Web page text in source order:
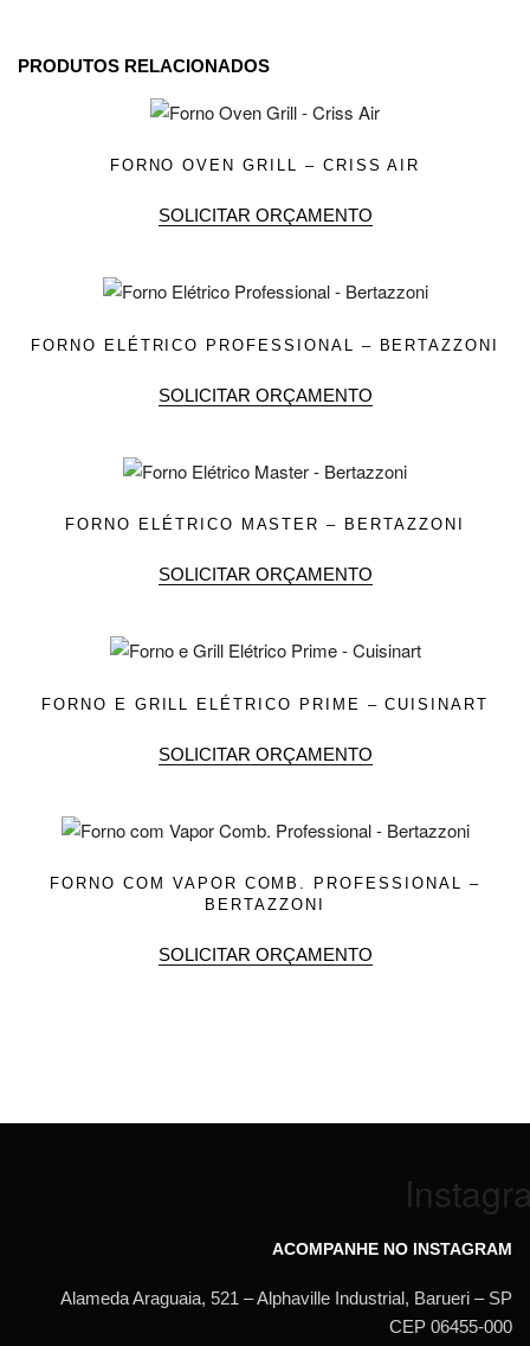
PRODUTOS RELACIONADOS
FORNO OVEN GRILL – CRISS AIR
SOLICITAR ORÇAMENTO
FORNO ELÉTRICO PROFESSIONAL – BERTAZZONI
SOLICITAR ORÇAMENTO
FORNO ELÉTRICO MASTER – BERTAZZONI
SOLICITAR ORÇAMENTO
FORNO E GRILL ELÉTRICO PRIME – CUISINART
SOLICITAR ORÇAMENTO
FORNO COM VAPOR COMB. PROFESSIONAL –
BERTAZZONI
SOLICITAR ORÇAMENTO
ACOMPANHE NO INSTAGRAM
Alameda Araguaia, 521 – Alphaville Industrial, Barueri – SP
CEP 06455-000